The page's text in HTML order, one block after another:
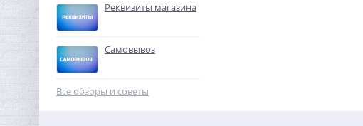
Датчик контроля воды
SW005-2,0 Neptun
проводной (2м)
Реквизиты магазина
Самовывоз
Все обзоры и советы